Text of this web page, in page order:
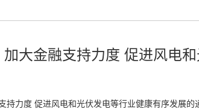
大金融支持力度 促进风电
持力度 促进风电和光伏发电等行业健康有序发展